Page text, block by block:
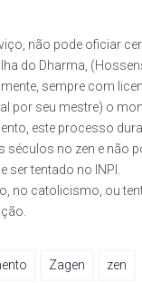
não pode oficiar
do Dharma,
sempre com
seu mestre) o
este processo
séculos no zen e não
tentado no INPI.
no catolicismo, ou
Zagen zen